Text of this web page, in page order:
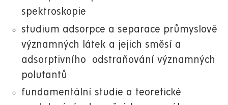
spektroskopie
studium adsorpce a separace průmyslově
významných látek a jejich směsí a
adsorptivního odstraňování významných
polutantů
fundamentální studie a teoretické